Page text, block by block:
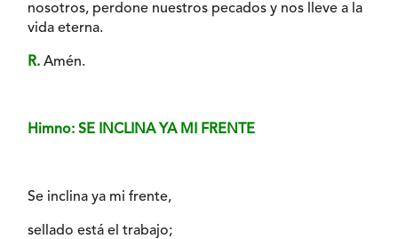
nosotros, perdone nuestros pecados y nos lleve a la
vida eterna.
R. Amén.
Himno: SE INCLINA YA MI FRENTE
Se inclina ya mi frente,
sellado está el trabajo;